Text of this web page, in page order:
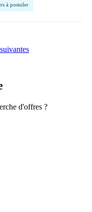
à postuler
d'offres ?